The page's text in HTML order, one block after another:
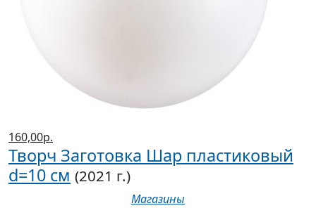
160,00р.
Творч Заготовка Шар пластиковый
d=10 см (2021 г.)
Магазины